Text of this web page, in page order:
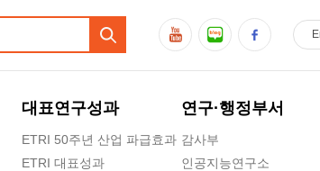
대표연구성과
ETRI 50주년 산업 파급효과
ETRI 대표성과
연구·행정부서
감사부
인공지능연구소